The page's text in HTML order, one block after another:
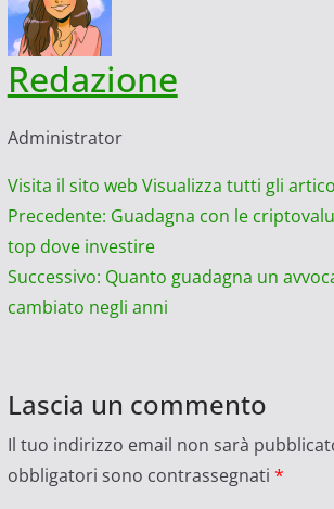
Redazione
Administrator
Visita il sito web Visualizza tutti gli
Navigazione
articolo
Precedente: Guadagna con le
top dove investire
Successivo: Quanto guadagna un
cambiato negli anni
Lascia un commento
Il tuo indirizzo email non sarà
obbligatori sono contrassegnati *